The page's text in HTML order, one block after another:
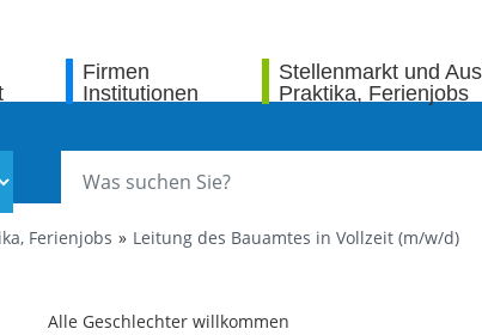
Firmen
Institutionen
Stellenmarkt und
Praktika, Ferienjobs
Ferienjobs Leitung des Bauamtes in Vollzeit (m/w/d)
Alle Geschlechter willkommen